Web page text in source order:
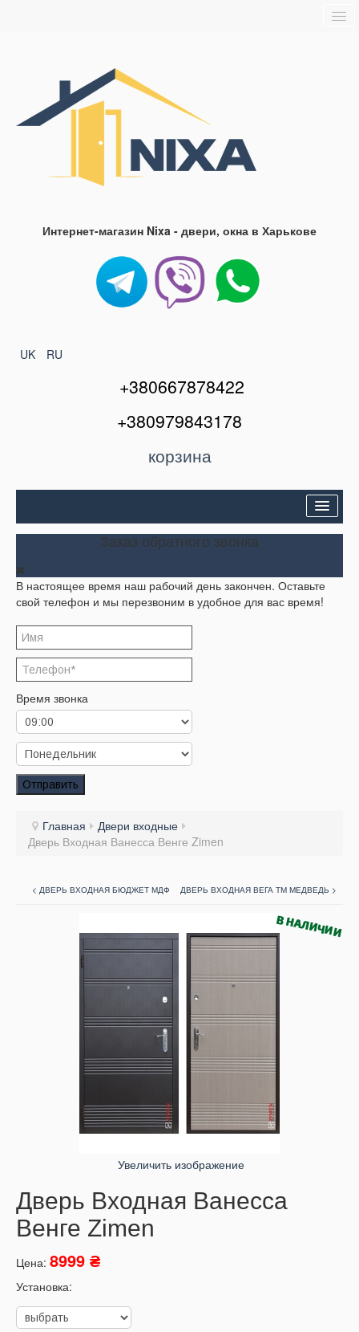
Контакты
Интернет-магазин Nixa - двери, окна в Харькове
UK RU
+380667878422
+380979843178
корзина
Двери входные
Окна и балконы
Кондиционеры
Акции
Корзина
Заказать звонок
Заказ обратного звонка
Заказ обратного звонка
В настоящее время наш рабочий день закончен. Оставьте
свой телефон и мы перезвоним в удобное для вас время!
Время звонка
Отправить
Главная
Двери входные
Дверь Входная Ванесса Венге Zimen
< ДВЕРЬ ВХОДНАЯ БЮДЖЕТ МДФ ДВЕРЬ ВХОДНАЯ ВЕГА ТМ МЕДВЕДЬ >
Увеличить изображение
Дверь Входная Ванесса
Венге Zimen
Цена: 8999 ₴
Установка: